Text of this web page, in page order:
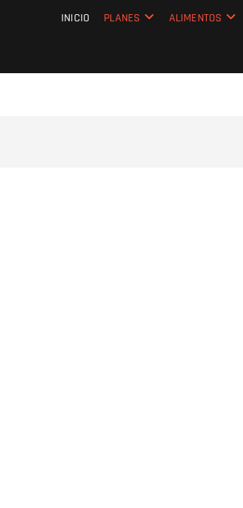
FOTOS GRUPO EMPRESARIAL EVENTO CAPITAL
INICIO PLANES ALIMENTOS